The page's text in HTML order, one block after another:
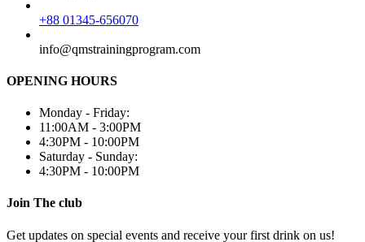
+88 01345-656070
info@qmstrainingprogram.com
OPENING HOURS
Monday - Friday:
11:00AM - 3:00PM
4:30PM - 10:00PM
Saturday - Sunday:
4:30PM - 10:00PM
Join The club
Get updates on special events and receive your first drink on us!